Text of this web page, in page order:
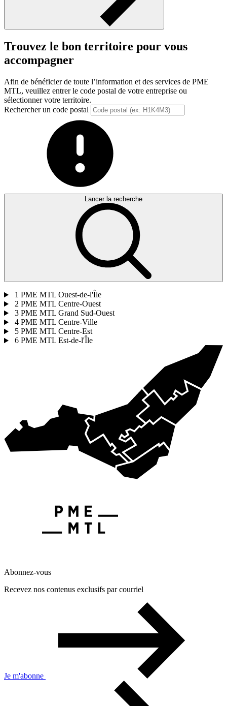
Trouvez le bon territoire pour vous
accompagner
Afin de bénéficier de toute l’information et des services de PME
MTL, veuillez entrer le code postal de votre entreprise ou
sélectionner votre territoire.
Rechercher un code postal
Lancer la recherche
1 PME MTL Ouest-de-l'Île
2 PME MTL Centre-Ouest
3 PME MTL Grand Sud-Ouest
4 PME MTL Centre-Ville
5 PME MTL Centre-Est
6 PME MTL Est-de-l'Île
Abonnez-vous
Recevez nos contenus exclusifs par courriel
Je m'abonne